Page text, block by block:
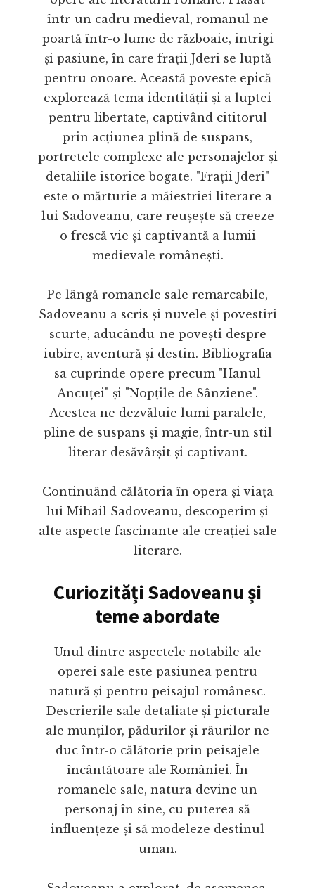
într-un cadru medieval, romanul ne
poartă într-o lume de războaie, intrigi
și pasiune, în care frații Jderi se luptă
pentru onoare. Această poveste epică
explorează tema identității și a luptei
pentru libertate, captivând cititorul
prin acțiunea plină de suspans,
portretele complexe ale personajelor și
detaliile istorice bogate. "Frații Jderi"
este o mărturie a măiestriei literare a
lui Sadoveanu, care reușește să creeze
o frescă vie și captivantă a lumii
medievale românești.
Pe lângă romanele sale remarcabile,
Sadoveanu a scris și nuvele și povestiri
scurte, aducându-ne povești despre
iubire, aventură și destin. Bibliografia
sa cuprinde opere precum "Hanul
Ancuței" și "Nopțile de Sânziene".
Acestea ne dezvăluie lumi paralele,
pline de suspans și magie, într-un stil
literar desăvârșit și captivant.
Continuând călătoria în opera și viața
lui Mihail Sadoveanu, descoperim și
alte aspecte fascinante ale creației sale
literare.
Curiozități Sadoveanu și
teme abordate
Unul dintre aspectele notabile ale
operei sale este pasiunea pentru
natură și pentru peisajul românesc.
Descrierile sale detaliate și picturale
ale munților, pădurilor și râurilor ne
duc într-o călătorie prin peisajele
încântătoare ale României. În
romanele sale, natura devine un
personaj în sine, cu puterea să
influențeze și să modeleze destinul
uman.